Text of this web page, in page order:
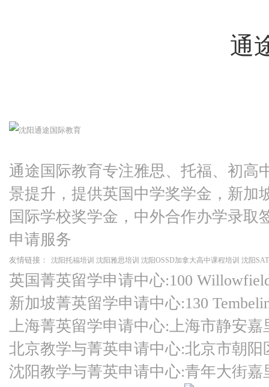
给
困
生
通
通途国际教育专注雅思、托福、初高
景提升，提供英国中学奖学金，新加
国际学校奖学金，中外合作办学录取
申请服务
友情链接： 沈阳托福培训 沈阳雅思培训 沈阳OSSD加拿大高中课程培训 沈阳
英国菁英留学申请中心:100
新加坡菁英留学申请中心:130
上海菁英留学申请中心:上海市静安嘉
北京教学与菁英申请中心:北京市朝
沈阳教学与菁英申请中心:青年大街